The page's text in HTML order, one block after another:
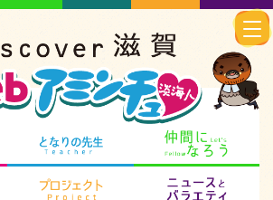
知られざる滋賀 となりの先生
まるまる地元ネタ プロジェクト